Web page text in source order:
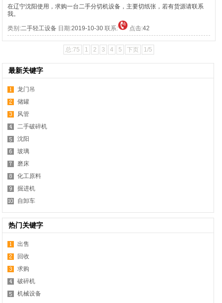
在辽宁沈阳使用，求购一台二手分切机设备，主要切纸张，若有货源请联系
我。
类别:二手轻工设备 日期:2019-10-30 联系: 点击:42
总:75 1 2 3 4 5 下页 1/5
最新关键字
龙门吊
储罐
风管
二手破碎机
沈阳
玻璃
磨床
化工原料
掘进机
自卸车
热门关键字
出售
回收
求购
破碎机
机械设备